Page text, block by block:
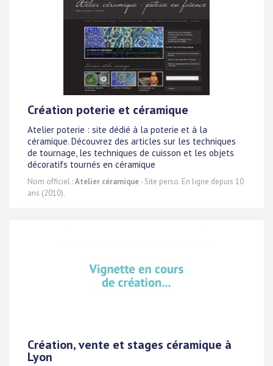
Création poterie et céramique
Atelier poterie : site dédié à la poterie et à la
céramique. Découvrez des articles sur les techniques
de tournage, les techniques de cuisson et les objets
décoratifs tournés en céramique
Nom officiel :Atelier céramique- Site perso. En ligne depuis 10
ans (2010).
Création, vente et stages céramique à
Lyon